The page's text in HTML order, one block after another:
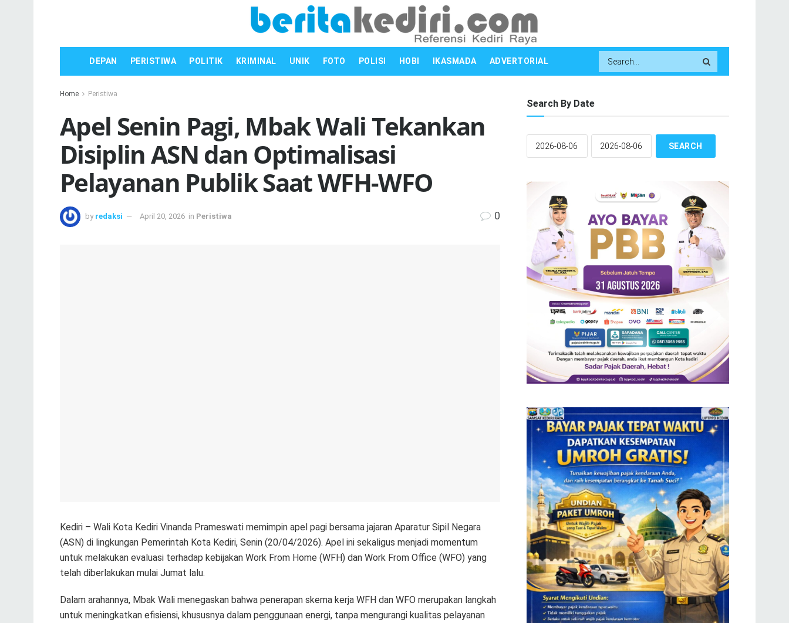
DEPAN PERISTIWA POLITIK KRIMINAL UNIK FOTO POLISI HOBI IKASMADA ADVERTORIAL
Home Peristiwa
Apel Senin Pagi, Mbak Wali Tekankan
Disiplin ASN dan Optimalisasi
Pelayanan Publik Saat WFH-WFO
by redaksi April 20, 2026 in Peristiwa 0
Kediri – Wali Kota Kediri Vinanda Prameswati memimpin apel pagi bersama jajaran Aparatur Sipil Negara
(ASN) di lingkungan Pemerintah Kota Kediri, Senin (20/04/2026). Apel ini sekaligus menjadi momentum
untuk melakukan evaluasi terhadap kebijakan Work From Home (WFH) dan Work From Office (WFO) yang
telah diberlakukan mulai Jumat lalu.
Dalam arahannya, Mbak Wali menegaskan bahwa penerapan skema kerja WFH dan WFO merupakan langkah
untuk meningkatkan efisiensi, khususnya dalam penggunaan energi, tanpa mengurangi kualitas pelayanan
Search By Date